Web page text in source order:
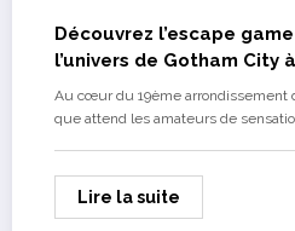
Découvrez l’escape
l’univers de Gotham City
Au cœur du 19ème arrondissement
que attend les amateurs de
Lire la suite